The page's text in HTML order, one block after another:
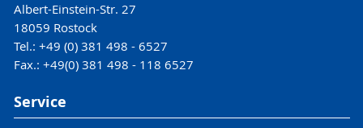
Albert-Einstein-Str. 27
18059 Rostock
Tel.: +49 (0) 381 498 - 6527
Fax.: +49(0) 381 498 - 118 6527
Service